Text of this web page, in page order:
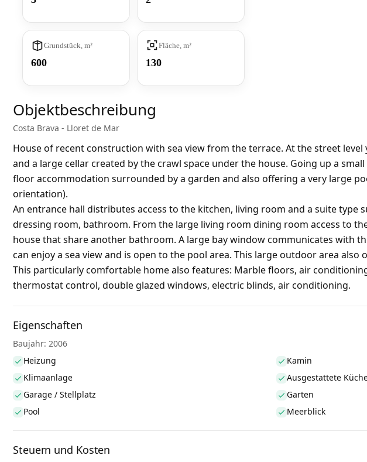
Grundstück, m²
600
Fläche, m²
130
Objektbeschreibung
Costa Brava - Lloret de Mar
House of recent construction with sea view from the terrace. At the street
and a large cellar created by the crawl space under the house. Going up a
floor accommodation surrounded by a garden and also offering a very large
orientation).
An entrance hall distributes access to the kitchen, living room and a suite type
dressing room, bathroom. From the large living room dining room access to
house that share another bathroom. A large bay window communicates with
can enjoy a sea view and is open to the pool area. This large outdoor area also
This particularly comfortable home also features: Marble floors, air
thermostat control, double glazed windows, electric blinds, air conditioning.
Eigenschaften
Baujahr: 2006
Heizung
Kamin
Klimaanlage
Ausgestattete
Garage / Stellplatz
Garten
Pool
Meerblick
Steuern und Kosten